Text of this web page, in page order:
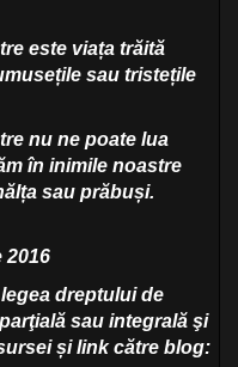
este viața trăită
sau tristețile
nu ne poate lua
în inimile noastre
sau prăbuși.
2016
dreptului de
sau integrală şi
și link către blog: